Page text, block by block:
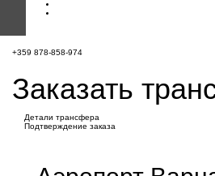
+359 878-858-974
Заказать
Детали трансфера
Подтверждение заказа